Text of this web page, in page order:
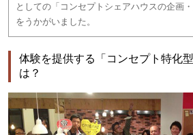
としての「コンセプトシェアハウスの企画
をうかがいました。
体験を提供する「コンセプト特化
は？